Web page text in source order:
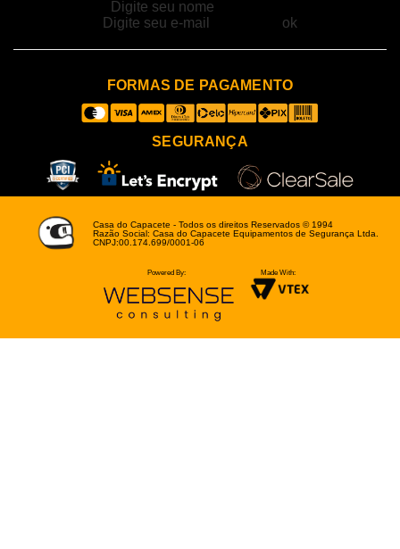
FORMAS DE PAGAMENTO
SEGURANÇA
Casa do Capacete - Todos os direitos Reservados © 1994
Razão Social: Casa do Capacete Equipamentos de Segurança Ltda.
CNPJ:00.174.699/0001-06
Powered By: Made With: